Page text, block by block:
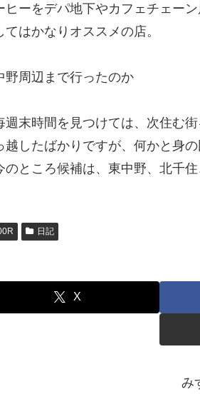
ヒーをデパ地下やカフェチェー
てはかなりオススメの店。
野周辺まで行ったのか
週末時間を見つけては、次住む
越したばかりですが、何かと身
のところ候補は、東中野、北千
日記
X
み